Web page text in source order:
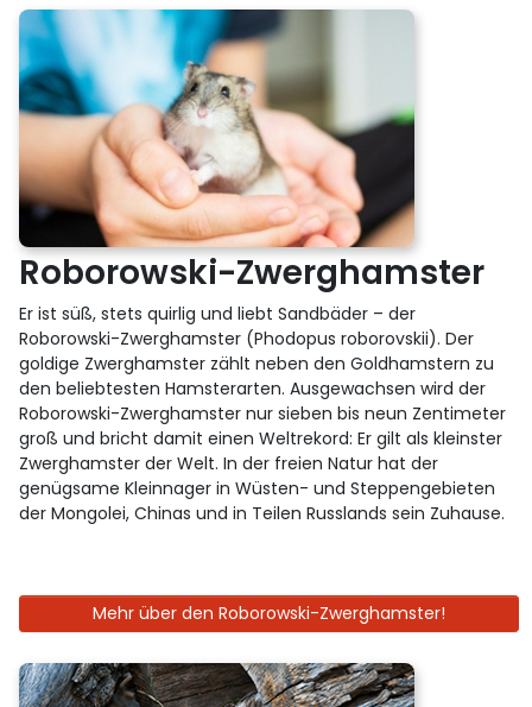
Roborowski-Zwerghamster
Er ist süß, stets quirlig und liebt Sandbäder – der
Roborowski-Zwerghamster (Phodopus roborovskii). Der
goldige Zwerghamster zählt neben den Goldhamstern zu
den beliebtesten Hamsterarten. Ausgewachsen wird der
Roborowski-Zwerghamster nur sieben bis neun Zentimeter
groß und bricht damit einen Weltrekord: Er gilt als kleinster
Zwerghamster der Welt. In der freien Natur hat der
genügsame Kleinnager in Wüsten- und Steppengebieten
der Mongolei, Chinas und in Teilen Russlands sein Zuhause.
Mehr über den Roborowski-Zwerghamster!